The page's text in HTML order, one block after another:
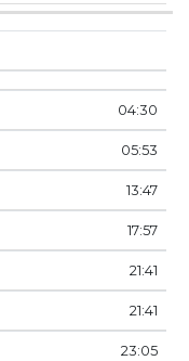
04:30
05:53
13:47
17:57
21:41
21:41
23:05